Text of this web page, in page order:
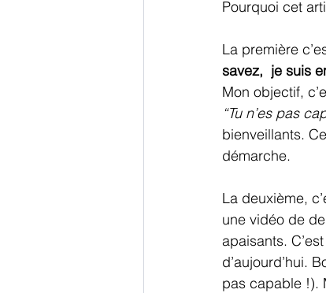
Pourquoi cet
La première
savez,  je suis
Mon objectif,
“Tu n’es pas
bienveillants.
démarche.
La deuxième,
une vidéo de
apaisants.
d’aujourd’hui.
pas capable !).